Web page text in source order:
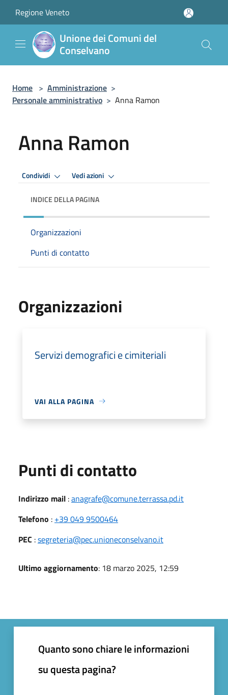
Regione Veneto
Unione dei Comuni del
Conselvano
Home > Amministrazione >
Personale amministrativo > Anna Ramon
Anna Ramon
Condividi Vedi azioni
INDICE DELLA PAGINA
Organizzazioni
Punti di contatto
Organizzazioni
Servizi demografici e cimiteriali
VAI ALLA PAGINA
Punti di contatto
Indirizzo mail :anagrafe@comune.terrassa.pd.it
Telefono : +39 049 9500464
PEC :segreteria@pec.unioneconselvano.it
Ultimo aggiornamento: 18 marzo 2025, 12:59
Quanto sono chiare le informazioni
su questa pagina?